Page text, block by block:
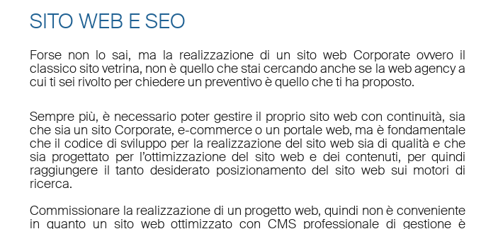
SITO WEB E SEO
Forse non lo sai, ma la realizzazione di un sito web Corporate ovvero il
classico sito vetrina, non è quello che stai cercando anche se la web agency a
cui ti sei rivolto per chiedere un preventivo è quello che ti ha proposto.
Sempre più, è necessario poter gestire il proprio sito web con continuità, sia
che sia un sito Corporate, e-commerce o un portale web, ma è fondamentale
che il codice di sviluppo per la realizzazione del sito web sia di qualità e che
sia progettato per l’ottimizzazione del sito web e dei contenuti, per quindi
raggiungere il tanto desiderato posizionamento del sito web sui motori di
ricerca.
Commissionare la realizzazione di un progetto web, quindi non è conveniente
in quanto un sito web ottimizzato con CMS professionale di gestione è